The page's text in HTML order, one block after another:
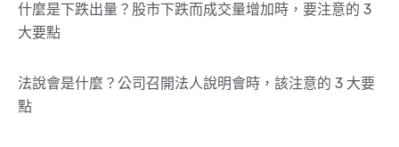
什麼是下跌出量？股市下跌而成交量增加時，要注意的 3
大要點
法說會是什麼？公司召開法人說明會時，該注意的 3 大要
點